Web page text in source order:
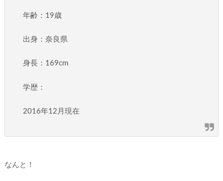
年齢：19歳
出身：奈良県
身長：169cm
学歴：
2016年12月現在
なんと！